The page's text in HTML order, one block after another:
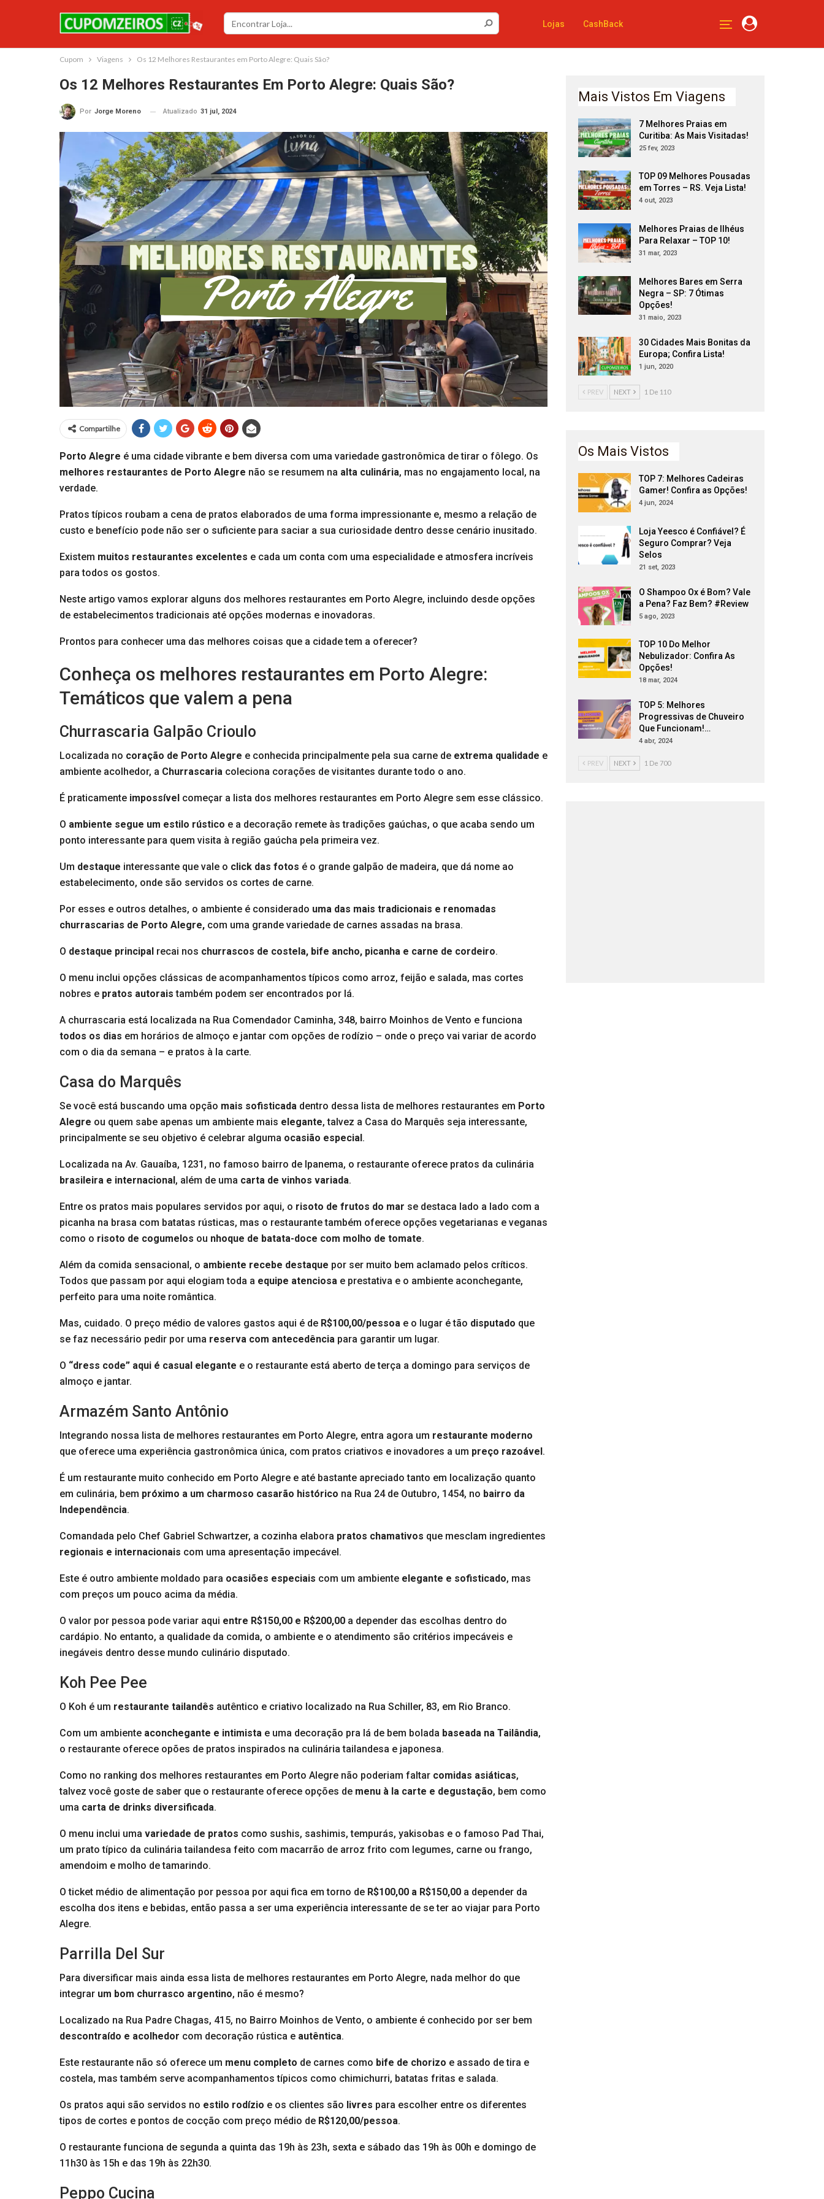
Lojas CashBack
Cupom Viagens Os 12 Melhores Restaurantes em Porto Alegre: Quais São?
Os 12 Melhores Restaurantes Em Porto Alegre: Quais São?
Por Jorge Moreno Atualizado 31 jul, 2024
Compartilhe
Porto Alegre é uma cidade vibrante e bem diversa com uma variedade gastronômica de tirar o fôlego. Os
melhores restaurantes de Porto Alegre não se resumem na alta culinária, mas no engajamento local, na
verdade.
Pratos típicos roubam a cena de pratos elaborados de uma forma impressionante e, mesmo a relação de
custo e benefício pode não ser o suficiente para saciar a sua curiosidade dentro desse cenário inusitado.
Existem muitos restaurantes excelentes e cada um conta com uma especialidade e atmosfera incríveis
para todos os gostos.
Neste artigo vamos explorar alguns dos melhores restaurantes em Porto Alegre, incluindo desde opções
de estabelecimentos tradicionais até opções modernas e inovadoras.
Prontos para conhecer uma das melhores coisas que a cidade tem a oferecer?
Conheça os melhores restaurantes em Porto Alegre:
Temáticos que valem a pena
Churrascaria Galpão Crioulo
Localizada no coração de Porto Alegre e conhecida principalmente pela sua carne de extrema qualidade e
ambiente acolhedor, a Churrascaria coleciona corações de visitantes durante todo o ano.
É praticamente impossível começar a lista dos melhores restaurantes em Porto Alegre sem esse clássico.
O ambiente segue um estilo rústico e a decoração remete às tradições gaúchas, o que acaba sendo um
ponto interessante para quem visita à região gaúcha pela primeira vez.
Um destaque interessante que vale o click das fotos é o grande galpão de madeira, que dá nome ao
estabelecimento, onde são servidos os cortes de carne.
Por esses e outros detalhes, o ambiente é considerado uma das mais tradicionais e renomadas
churrascarias de Porto Alegre, com uma grande variedade de carnes assadas na brasa.
O destaque principal recai nos churrascos de costela, bife ancho, picanha e carne de cordeiro.
O menu inclui opções clássicas de acompanhamentos típicos como arroz, feijão e salada, mas cortes
nobres e pratos autorais também podem ser encontrados por lá.
A churrascaria está localizada na Rua Comendador Caminha, 348, bairro Moinhos de Vento e funciona
todos os dias em horários de almoço e jantar com opções de rodízio – onde o preço vai variar de acordo
com o dia da semana – e pratos à la carte.
Casa do Marquês
Se você está buscando uma opção mais sofisticada dentro dessa lista de melhores restaurantes em Porto
Alegre ou quem sabe apenas um ambiente mais elegante, talvez a Casa do Marquês seja interessante,
principalmente se seu objetivo é celebrar alguma ocasião especial.
Localizada na Av. Gauaíba, 1231, no famoso bairro de Ipanema, o restaurante oferece pratos da culinária
brasileira e internacional, além de uma carta de vinhos variada.
Entre os pratos mais populares servidos por aqui, o risoto de frutos do mar se destaca lado a lado com a
picanha na brasa com batatas rústicas, mas o restaurante também oferece opções vegetarianas e veganas
como o risoto de cogumelos ou nhoque de batata-doce com molho de tomate.
Além da comida sensacional, o ambiente recebe destaque por ser muito bem aclamado pelos críticos.
Todos que passam por aqui elogiam toda a equipe atenciosa e prestativa e o ambiente aconchegante,
perfeito para uma noite romântica.
Mas, cuidado. O preço médio de valores gastos aqui é de R$100,00/pessoa e o lugar é tão disputado que
se faz necessário pedir por uma reserva com antecedência para garantir um lugar.
O “dress code” aqui é casual elegante e o restaurante está aberto de terça a domingo para serviços de
almoço e jantar.
Armazém Santo Antônio
Integrando nossa lista de melhores restaurantes em Porto Alegre, entra agora um restaurante moderno
que oferece uma experiência gastronômica única, com pratos criativos e inovadores a um preço razoável.
É um restaurante muito conhecido em Porto Alegre e até bastante apreciado tanto em localização quanto
em culinária, bem próximo a um charmoso casarão histórico na Rua 24 de Outubro, 1454, no bairro da
Independência.
Comandada pelo Chef Gabriel Schwartzer, a cozinha elabora pratos chamativos que mesclam ingredientes
regionais e internacionais com uma apresentação impecável.
Este é outro ambiente moldado para ocasiões especiais com um ambiente elegante e sofisticado, mas
com preços um pouco acima da média.
O valor por pessoa pode variar aqui entre R$150,00 e R$200,00 a depender das escolhas dentro do
cardápio. No entanto, a qualidade da comida, o ambiente e o atendimento são critérios impecáveis e
inegáveis dentro desse mundo culinário disputado.
Koh Pee Pee
O Koh é um restaurante tailandês autêntico e criativo localizado na Rua Schiller, 83, em Rio Branco.
Com um ambiente aconchegante e intimista e uma decoração pra lá de bem bolada baseada na Tailândia,
o restaurante oferece opões de pratos inspirados na culinária tailandesa e japonesa.
Como no ranking dos melhores restaurantes em Porto Alegre não poderiam faltar comidas asiáticas,
talvez você goste de saber que o restaurante oferece opções de menu à la carte e degustação, bem como
uma carta de drinks diversificada.
O menu inclui uma variedade de pratos como sushis, sashimis, tempurás, yakisobas e o famoso Pad Thai,
um prato típico da culinária tailandesa feito com macarrão de arroz frito com legumes, carne ou frango,
amendoim e molho de tamarindo.
O ticket médio de alimentação por pessoa por aqui fica em torno de R$100,00 a R$150,00 a depender da
escolha dos itens e bebidas, então passa a ser uma experiência interessante de se ter ao viajar para Porto
Alegre.
Parrilla Del Sur
Para diversificar mais ainda essa lista de melhores restaurantes em Porto Alegre, nada melhor do que
integrar um bom churrasco argentino, não é mesmo?
Localizado na Rua Padre Chagas, 415, no Bairro Moinhos de Vento, o ambiente é conhecido por ser bem
descontraído e acolhedor com decoração rústica e autêntica.
Este restaurante não só oferece um menu completo de carnes como bife de chorizo e assado de tira e
costela, mas também serve acompanhamentos típicos como chimichurri, batatas fritas e salada.
Os pratos aqui são servidos no estilo rodízio e os clientes são livres para escolher entre os diferentes
tipos de cortes e pontos de cocção com preço médio de R$120,00/pessoa.
O restaurante funciona de segunda a quinta das 19h às 23h, sexta e sábado das 19h às 00h e domingo de
11h30 às 15h e das 19h às 22h30.
Peppo Cucina
Mais Vistos Em Viagens
7 Melhores Praias em
Curitiba: As Mais Visitadas!
25 fev, 2023
TOP 09 Melhores Pousadas
em Torres – RS. Veja Lista!
4 out, 2023
Melhores Praias de Ilhéus
Para Relaxar – TOP 10!
31 mar, 2023
Melhores Bares em Serra
Negra – SP: 7 Ótimas
Opções!
31 maio, 2023
30 Cidades Mais Bonitas da
Europa; Confira Lista!
1 jun, 2020
PREV NEXT 1 De 110
Os Mais Vistos
TOP 7: Melhores Cadeiras
Gamer! Confira as Opções!
4 jun, 2024
Loja Yeesco é Confiável? É
Seguro Comprar? Veja
Selos
21 set, 2023
O Shampoo Ox é Bom? Vale
a Pena? Faz Bem? #Review
5 ago, 2023
TOP 10 Do Melhor
Nebulizador: Confira As
Opções!
18 mar, 2024
TOP 5: Melhores
Progressivas de Chuveiro
Que Funcionam!…
4 abr, 2024
PREV NEXT 1 De 700